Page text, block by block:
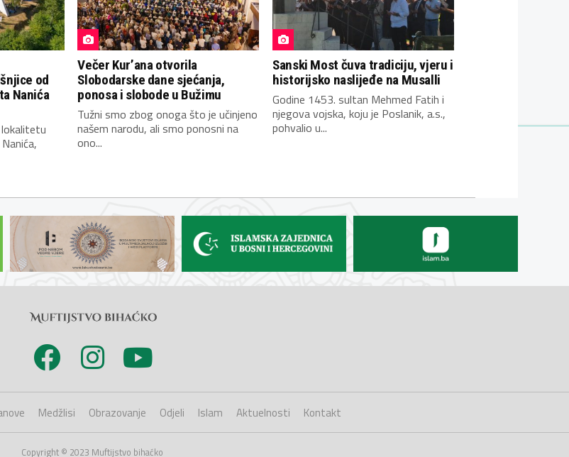
od
Nanića
Večer Kur’ana otvorila
Slobodarske dane sjećanja,
ponosa i slobode u Bužimu
Tužni smo zbog onoga što je učinjeno
našem narodu, ali smo ponosni na
ono...
Sanski Most čuva tradiciju, vjeru i
historijsko naslijeđe na Musalli
Godine 1453. sultan Mehmed Fatih i
njegova vojska, koju je Poslanik, a.s.,
pohvalio u...
Medžlisi Obrazovanje Odjeli Islam Aktuelnosti Kontakt
Copyright © 2023 Muftijstvo bihaćko